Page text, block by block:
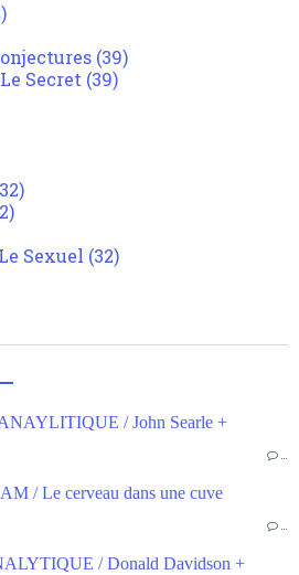
/ John Searle +
…
/ Le cerveau dans une cuve
…
/ Donald Davidson +
(39)
Secret (39)
Sexuel (32)